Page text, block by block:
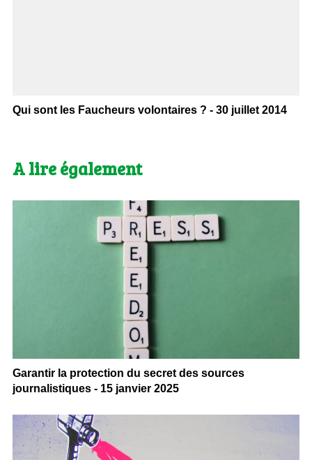
Qui sont les Faucheurs volontaires ? - 30 juillet 2014
A lire également
Garantir la protection du secret des sources
journalistiques - 15 janvier 2025